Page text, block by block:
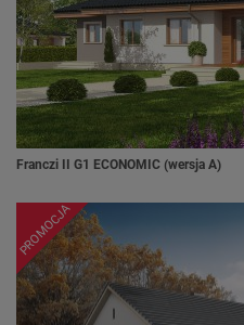
Franczi II G1 ECONOMIC (wersja A)
PROMOCJA